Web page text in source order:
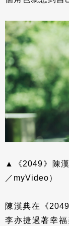
▲《2049》陳
／myVideo）
陳漢典在《
李亦捷過著幸